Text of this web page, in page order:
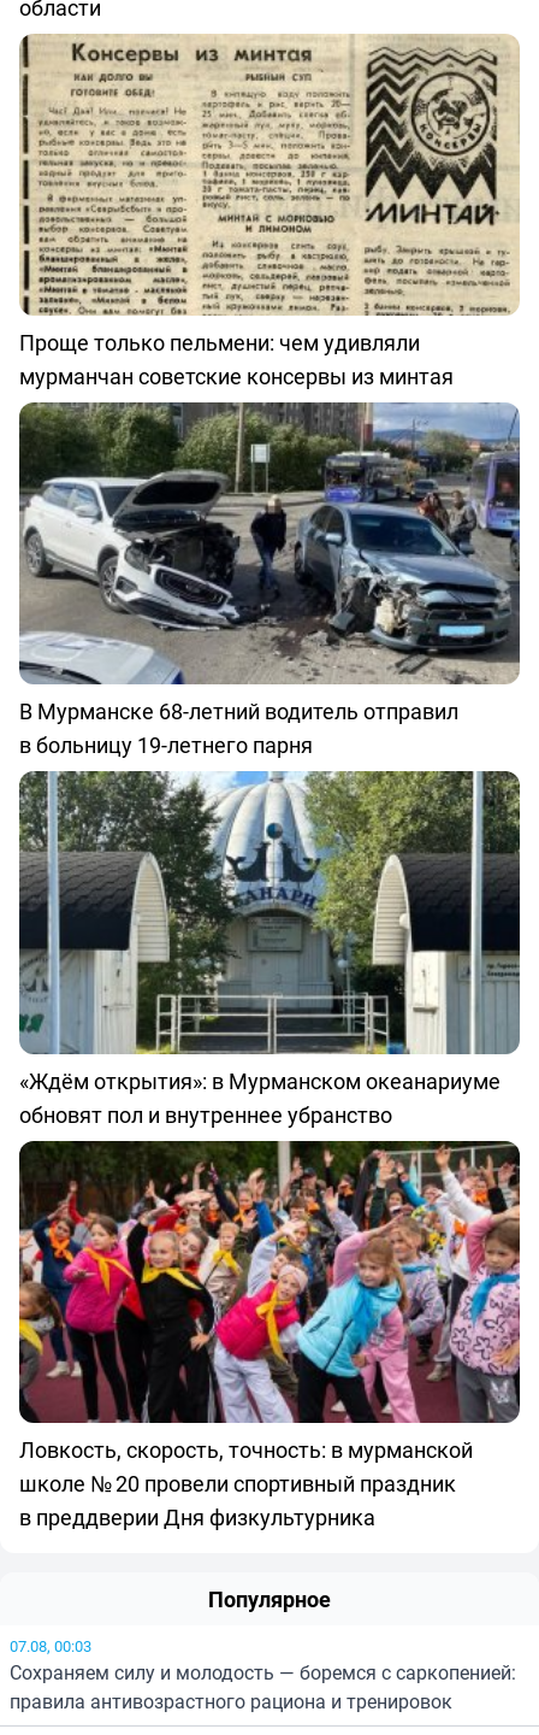
области
Проще только пельмени: чем удивляли
мурманчан советские консервы из минтая
В Мурманске 68-летний водитель отправил
в больницу 19-летнего парня
«Ждём открытия»: в Мурманском океанариуме
обновят пол и внутреннее убранство
Ловкость, скорость, точность: в мурманской
школе № 20 провели спортивный праздник
в преддверии Дня физкультурника
Популярное
07.08, 00:03
Сохраняем силу и молодость — боремся с саркопенией:
правила антивозрастного рациона и тренировок